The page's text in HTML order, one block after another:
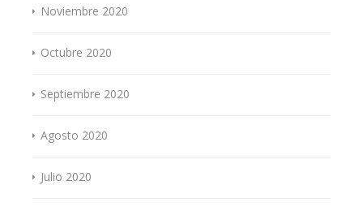
Noviembre 2020
Octubre 2020
Septiembre 2020
Agosto 2020
Julio 2020